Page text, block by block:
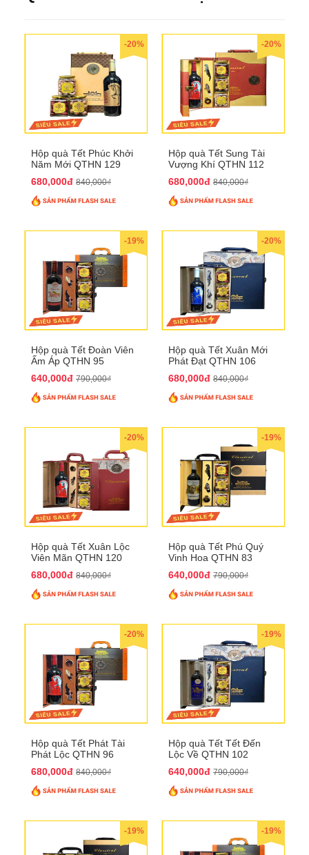
-20%
Hộp quà Tết Phúc Khởi
Năm Mới QTHN 129
680,000đ 840,000₫
-20%
Hộp quà Tết Sung Tài
Vượng Khí QTHN 112
680,000đ 840,000₫
-19%
Hộp quà Tết Đoàn Viên
Ấm Áp QTHN 95
640,000đ 790,000₫
-20%
Hộp quà Tết Xuân Mới
Phát Đạt QTHN 106
680,000đ 840,000₫
-20%
Hộp quà Tết Xuân Lộc
Viên Mãn QTHN 120
680,000đ 840,000₫
-19%
Hộp quà Tết Phú Quý
Vinh Hoa QTHN 83
640,000đ 790,000₫
-20%
Hộp quà Tết Phát Tài
Phát Lộc QTHN 96
680,000đ 840,000₫
-19%
Hộp quà Tết Tết Đến
Lộc Về QTHN 102
640,000đ 790,000₫
-19% -19%